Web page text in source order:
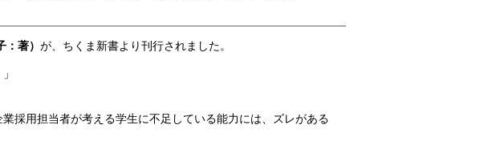
：著） が、ちくま新書より刊行されました。
採用担当者が考える学生に不足している能力には、ズレがある